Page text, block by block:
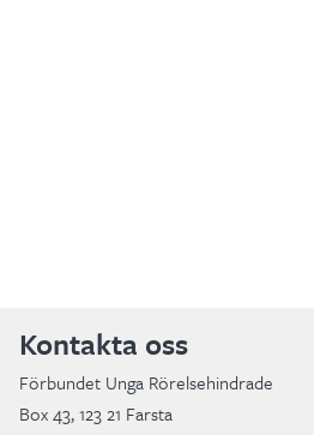
Kontakta oss
Förbundet Unga Rörelsehindrade
Box 43, 123 21 Farsta